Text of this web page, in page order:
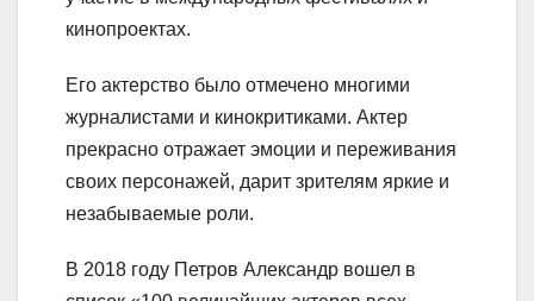
кинопроектах.
Его актерство было отмечено многими
журналистами и кинокритиками. Актер
прекрасно отражает эмоции и переживания
своих персонажей, дарит зрителям яркие и
незабываемые роли.
В 2018 году Петров Александр вошел в